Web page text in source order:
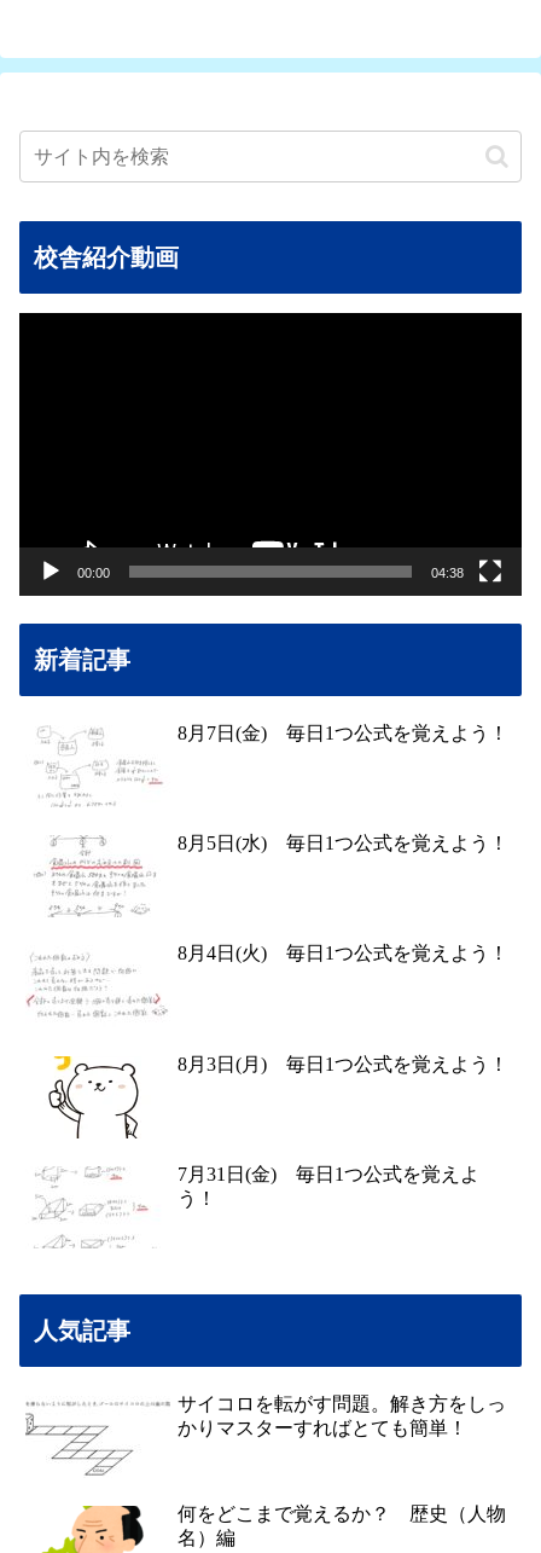
校舎紹介動画
00:00 04:38
新着記事
8月7日(金) 毎日1つ公式を覚えよう！
8月5日(水) 毎日1つ公式を覚えよう！
8月4日(火) 毎日1つ公式を覚えよう！
8月3日(月) 毎日1つ公式を覚えよう！
7月31日(金) 毎日1つ公式を覚えよ
う！
人気記事
サイコロを転がす問題。解き方をしっ
かりマスターすればとても簡単！
何をどこまで覚えるか？ 歴史（人物
名）編